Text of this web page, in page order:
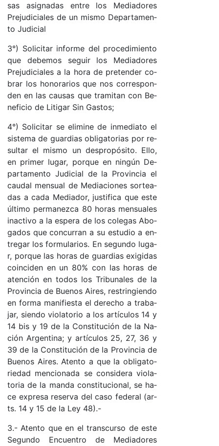
sas asig­na­das en­tre los Me­dia­do­res
Pre­ju­di­cia­les de un mis­mo De­par­ta­men­
to Ju­di­cial
3°) So­li­ci­tar in­for­me del pro­ce­di­mien­to
que de­be­mos se­guir los Me­dia­do­res
Pre­ju­di­cia­les a la ho­ra de pre­ten­der co­
brar los ho­no­ra­rios que nos co­rres­pon­
den en las cau­sas que tra­mi­tan con Be­
ne­fi­cio de Li­ti­gar Sin Gas­to­s;
4°) So­li­ci­tar se eli­mi­ne de in­me­dia­to el
sis­te­ma de guar­dias obli­ga­to­rias por re­
sul­tar el mis­mo un des­pro­pó­si­to. Ello,
en pri­mer lu­ga­r, por­que en nin­gún De­
par­ta­men­to Ju­di­cial de la Pro­vin­cia el
cau­dal men­sual de Me­dia­cio­nes sor­tea­
das a ca­da Me­dia­do­r, jus­ti­fi­ca que es­te
úl­ti­mo per­ma­nez­ca 80 ho­ras men­sua­les
inac­ti­vo a la es­pe­ra de los co­le­gas Abo­
ga­dos que con­cu­rran a su es­tu­dio a en­
tre­gar los for­mu­la­rio­s. En se­gun­do lu­ga­
r, por­que las ho­ras de guar­dias exi­gi­das
coin­ci­den en un 80% con las ho­ras de
aten­ción en to­dos los Tri­bu­na­les de la
Pro­vin­cia de Bue­nos Ai­res, res­trin­gien­do
en for­ma ma­ni­fies­ta el de­re­cho a tra­ba­
ja­r, sien­do vio­la­to­rio a los ar­tícu­los 14 y
14 bis y 19 de la Cons­ti­tu­ción de la Na­
ción Ar­gen­ti­na; y ar­tícu­los 25, 27, 36 y
39 de la Cons­ti­tu­ción de la Pro­vin­cia de
Bue­nos Ai­res. Aten­to a que la obli­ga­to­
rie­dad men­cio­na­da se con­si­de­ra vio­la­
to­ria de la man­da cons­ti­tu­cio­na­l, se ha­
ce ex­pre­sa re­ser­va del ca­so fe­de­ral (ar­
ts. 14 y 15 de la Ley 48).-
3.- Aten­to que en el trans­cur­so de es­te
Se­gun­do En­cuen­tro de Me­dia­do­res